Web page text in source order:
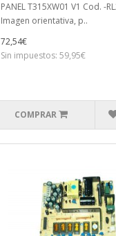
PANEL T315XW01 V1 Cod. -
Imagen orientativa, p..
72,54€
Sin impuestos: 59,95€
COMPRAR